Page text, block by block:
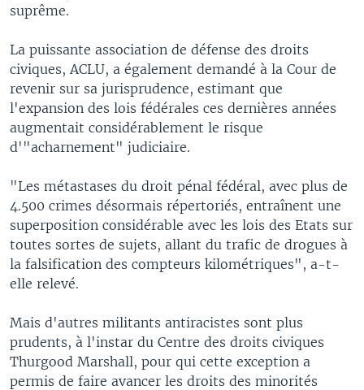
suprême.
La puissante association de défense des droits
civiques, ACLU, a également demandé à la Cour de
revenir sur sa jurisprudence, estimant que
l'expansion des lois fédérales ces dernières années
augmentait considérablement le risque
d'"acharnement" judiciaire.
"Les métastases du droit pénal fédéral, avec plus de
4.500 crimes désormais répertoriés, entraînent une
superposition considérable avec les lois des Etats sur
toutes sortes de sujets, allant du trafic de drogues à
la falsification des compteurs kilométriques", a-t-
elle relevé.
Mais d'autres militants antiracistes sont plus
prudents, à l'instar du Centre des droits civiques
Thurgood Marshall, pour qui cette exception a
permis de faire avancer les droits des minorités